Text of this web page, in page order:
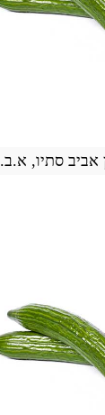
אביב סתיו, א.ב.